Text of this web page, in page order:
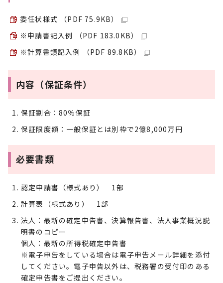
委任状様式 （PDF 75.9KB）
※申請書記入例 （PDF 183.0KB）
※計算書類記入例 （PDF 89.8KB）
内容（保証条件）
保証割合：80％保証
保証限度額：一般保証とは別枠で2億8,000万円
必要書類
認定申請書（様式あり） 1部
計算表（様式あり） 1部
法人：最新の確定申告書、決算報告書、法人事業概況説
明書のコピー
個人：最新の所得税確定申告書
※電子申告をしている場合は電子申告メール詳細を添付
してください。電子申告以外は、税務署の受付印のある
確定申告書をご提出ください。